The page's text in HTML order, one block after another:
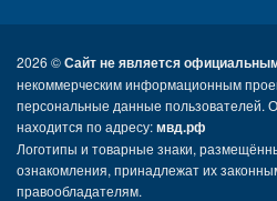
2026 ©Сайт не является
некоммерческим информационным
персональные данные пользователей.
находится по адресу:мвд.рф
Логотипы и товарные знаки,
ознакомления, принадлежат их
правообладателям.